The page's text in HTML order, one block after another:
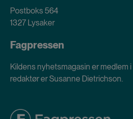
Postboks 564
1327 Lysaker
Fagpressen
Kildens nyhetsmagasin er medlem i
redaktør er Susanne Dietrichson.